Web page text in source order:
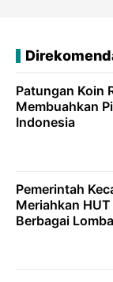
Patungan Koin
Membuahkan
Indonesia
Pemerintah
Meriahkan HUT
Berbagai Lomba